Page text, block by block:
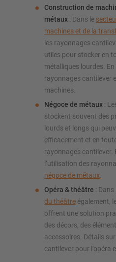
Construction de
métaux : Dans le
machines et de la
les rayonnages
utiles pour stocker en
métalliques lourdes.
rayonnages cantilever
machines.
Négoce de métaux :
stockent souvent des
lourds et longs qui
efficacement et en
rayonnages cantilever.
l’utilisation des
négoce de métaux
Opéra & théâtre :
du théâtre également,
offrent une solution
des décors, des
accessoires. Détails
cantilever pour l’opéra